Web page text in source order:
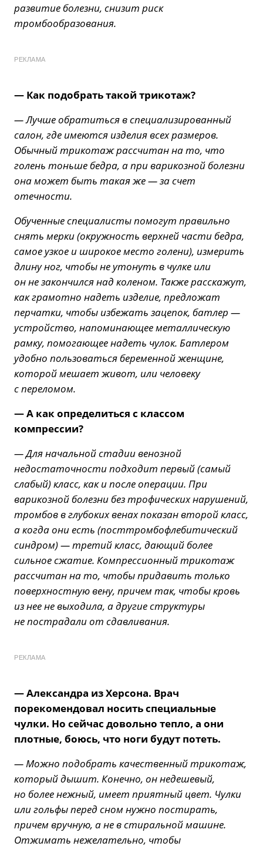
развитие болезни, снизит риск
тромбообразования.
РЕКЛАМА
— Как подобрать такой трикотаж?
— Лучше обратиться в специализированный
салон, где имеются изделия всех размеров.
Обычный трикотаж рассчитан на то, что
голень тоньше бедра, а при варикозной болезни
она может быть такая же — за счет
отечности.
Обученные специалисты помогут правильно
снять мерки (окружность верхней части бедра,
самое узкое и широкое место голени), измерить
длину ног, чтобы не утонуть в чулке или
он не закончился над коленом. Также расскажут,
как грамотно надеть изделие, предложат
перчатки, чтобы избежать зацепок, батлер —
устройство, напоминающее металлическую
рамку, помогающее надеть чулок. Батлером
удобно пользоваться беременной женщине,
которой мешает живот, или человеку
с переломом.
— А как определиться с классом
компрессии?
— Для начальной стадии венозной
недостаточности подходит первый (самый
слабый) класс, как и после операции. При
варикозной болезни без трофических нарушений,
тромбов в глубоких венах показан второй класс,
а когда они есть (посттромбофлебитический
синдром) — третий класс, дающий более
сильное сжатие. Компрессионный трикотаж
рассчитан на то, чтобы придавить только
поверхностную вену, причем так, чтобы кровь
из нее не выходила, а другие структуры
не пострадали от сдавливания.
РЕКЛАМА
— Александра из Херсона. Врач
порекомендовал носить специальные
чулки. Но сейчас довольно тепло, а они
плотные, боюсь, что ноги будут потеть.
— Можно подобрать качественный трикотаж,
который дышит. Конечно, он недешевый,
но более нежный, имеет приятный цвет. Чулки
или гольфы перед сном нужно постирать,
причем вручную, а не в стиральной машине.
Отжимать нежелательно, чтобы